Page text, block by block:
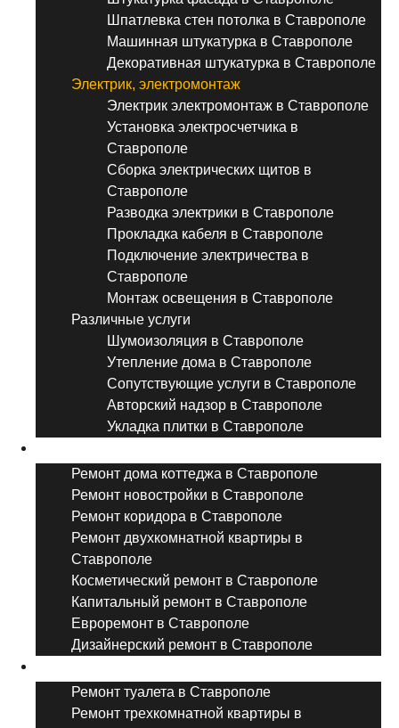
Шпатлевка стен потолка в Ставрополе
Машинная штукатурка в Ставрополе
Декоративная штукатурка в Ставрополе
Электрик, электромонтаж
Электрик электромонтаж в Ставрополе
Установка электросчетчика в
Ставрополе
Сборка электрических щитов в
Ставрополе
Разводка электрики в Ставрополе
Прокладка кабеля в Ставрополе
Подключение электричества в
Ставрополе
Монтаж освещения в Ставрополе
Различные услуги
Шумоизоляция в Ставрополе
Утепление дома в Ставрополе
Сопутствующие услуги в Ставрополе
Авторский надзор в Ставрополе
Укладка плитки в Ставрополе
Ремонт дома коттеджа в Ставрополе
Ремонт новостройки в Ставрополе
Ремонт коридора в Ставрополе
Ремонт двухкомнатной квартиры в
Ставрополе
Косметический ремонт в Ставрополе
Капитальный ремонт в Ставрополе
Евроремонт в Ставрополе
Дизайнерский ремонт в Ставрополе
Ремонт туалета в Ставрополе
Ремонт трехкомнатной квартиры в